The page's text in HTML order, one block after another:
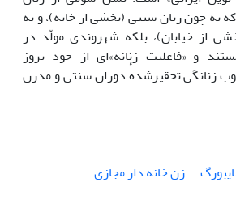
نه چون زنان سنتی (بخشی از خانه)، و نه
از خیابان)، بلکه شهروندی مولّد در
هستند و «فاعلیت زنانه‌»ای از خود بروز
زنانگی تحقیرشدهٔ دوران سنتی و مدرن
زن خانه دار مجازی